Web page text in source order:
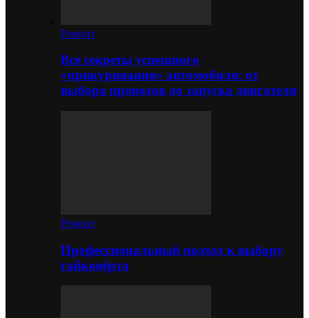
Ремонт
Все секреты успешного
«прикуривания» автомобиля: от
выбора проводов до запуска двигателя
Ремонт
Профессиональный подход к выбору
гайковёрта